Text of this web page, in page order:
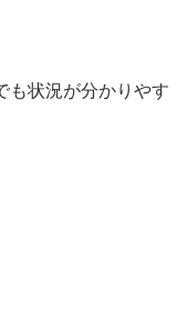
も状況が分かりやす